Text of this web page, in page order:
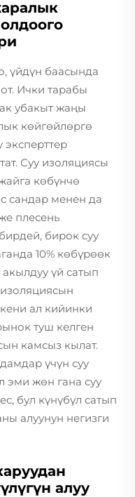
үйдүн баасында
Ички тарабы
убакыт жаңы
көйгөйлөргө
эксперттер
Суу изоляциясы
көбүнчө
сандар менен да
плесень
бирок суу
10% көбүрөөк
акылдуу үй сатып
ал кийинки
туш келген
камсыз кылат.
үчүн суу
эми жөн гана суу
бул күнүбүл сатып
алуунун негизги
алуу